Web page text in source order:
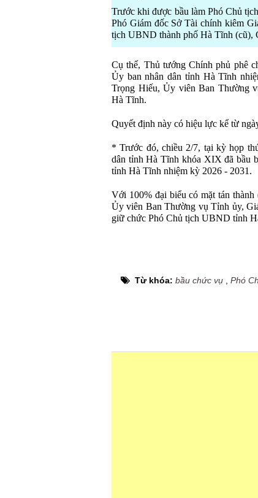
Trước khi được bầu làm Phó Chủ
Phó Giám đốc Sở Tài chính kiêm
tịch UBND thành phố Hà Tĩnh (cũ),
Cụ thể, Thủ tướng Chính phủ phê
Ủy ban nhân dân tỉnh Hà Tĩnh
Trọng Hiếu, Ủy viên Ban Thường
Hà Tĩnh.
Quyết định này có hiệu lực kể từ
* Trước đó, chiều 2/7, tại kỳ họp
dân tỉnh Hà Tĩnh khóa XIX đã bầu
tỉnh Hà Tĩnh nhiệm kỳ 2026 - 2031.
Với 100% đại biểu có mặt tán
Ủy viên Ban Thường vụ Tỉnh ủy,
giữ chức Phó Chủ tịch UBND tỉnh
Từ khóa: bầu chức vụ Phó